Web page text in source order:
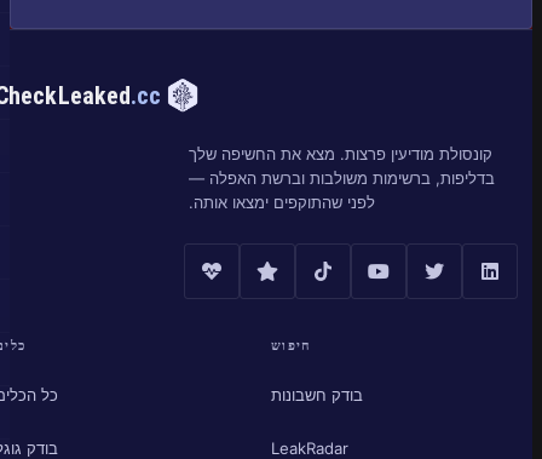
CheckLeaked.cc
קונסולת מודיעין פרצות. מצא את החשיפה שלך
בדליפות, ברשימות משולבות וברשת האפלה —
לפני שהתוקפים ימצאו אותה.
חיפוש
בודק חשבונות
LeakRadar
כלים
כל הכלים
בודק גוגל